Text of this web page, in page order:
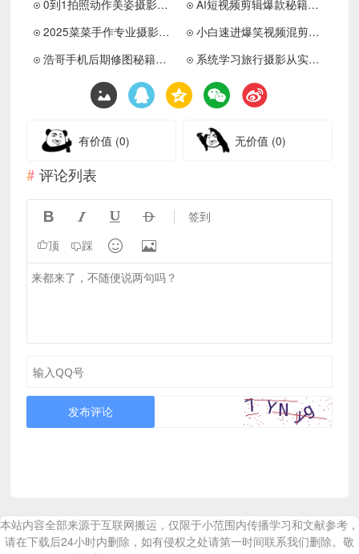
0到1拍照动作美姿摄影视频课程
AI短视频剪辑爆款秘籍进阶教学
2025菜菜手作专业摄影训练营
小白速进爆笑视频混剪课程
浩哥手机后期修图秘籍视频课程
系统学习旅行摄影从实战练习开始
有价值 (0) 无价值 (0)
评论列表
    签到
顶 踩  
发布评论
本站内容全部来源于互联网搬运，仅限于小范围内传播学习和文献参考，
请在下载后24小时内删除，如有侵权之处请第一时间联系我们删除。敬